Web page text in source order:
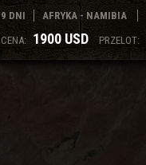
9 DNI AFRYKA - NAMIBIA
CENA: 1900 USD PRZELOT: